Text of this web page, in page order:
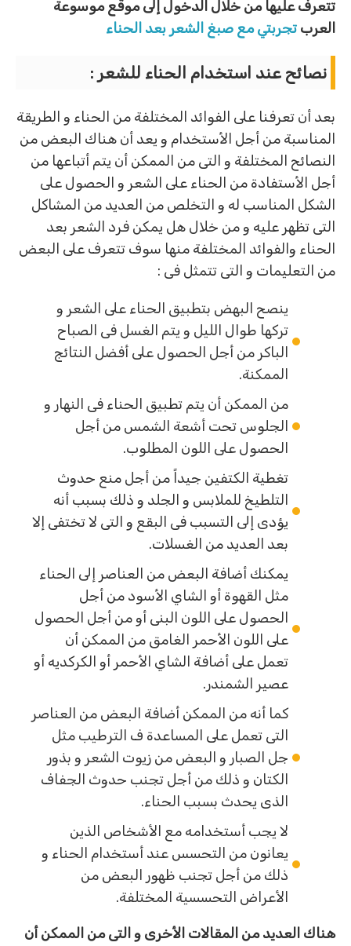
تتعرف عليها من خلال الدخول إلى موقع موسوعة
العرب تجربتي مع صبغ الشعر بعد الحناء
نصائح عند استخدام الحناء للشعر :
بعد أن تعرفنا على الفوائد المختلفة من الحناء و الطريقة
المناسبة من أجل الأستخدام و يعد أن هناك البعض من
النصائح المختلفة و التى من الممكن أن يتم أتباعها من
أجل الأستفادة من الحناء على الشعر و الحصول على
الشكل المناسب له و التخلص من العديد من المشاكل
التى تظهر عليه و من خلال هل يمكن فرد الشعر بعد
الحناء والفوائد المختلفة منها سوف تتعرف على البعض
من التعليمات و التى تتمثل فى :
ينصح البهض بتطبيق الحناء على الشعر و
تركها طوال الليل و يتم الغسل فى الصباح
الباكر من أجل الحصول على أفضل النتائج
الممكنة.
من الممكن أن يتم تطبيق الحناء فى النهار و
الجلوس تحت أشعة الشمس من أجل
الحصول على اللون المطلوب.
تغطية الكتفين جيداً من أجل منع حدوث
التلطيخ للملابس و الجلد و ذلك بسبب أنه
يؤدى إلى التسبب فى البقع و التى لا تختفى إلا
بعد العديد من الغسلات.
يمكنك أضافة البعض من العناصر إلى الحناء
مثل القهوة أو الشاي الأسود من أجل
الحصول على اللون البنى أو من أجل الحصول
على اللون الأحمر الغامق من الممكن أن
تعمل على أضافة الشاي الأحمر أو الكركديه أو
عصير الشمندر.
كما أنه من الممكن أضافة البعض من العناصر
التى تعمل على المساعدة ف الترطيب مثل
جل الصبار و البعض من زيوت الشعر و بذور
الكتان و ذلك من أجل تجنب حدوث الجفاف
الذى يحدث بسبب الحناء.
لا يجب أستخدامه مع الأشخاص الذين
يعانون من التحسس عند أستخدام الحناء و
ذلك من أجل تجنب ظهور البعض من
الأعراض التحسسية المختلفة.
هناك العديد من المقالات الأخرى و التى من الممكن أن